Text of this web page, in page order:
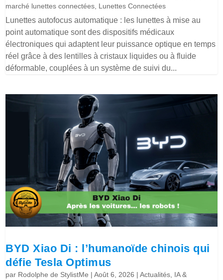
marché lunettes connectées Lunettes Connectées
Lunettes autofocus automatique : les lunettes à mise au
point automatique sont des dispositifs médicaux
électroniques qui adaptent leur puissance optique en temps
réel grâce à des lentilles à cristaux liquides ou à fluide
déformable, couplées à un système de suivi du...
BYD Xiao Di : l’humanoïde chinois qui
défie Tesla Optimus
par Rodolphe de StylistMe |Août 6, 2026 |Actualités IA &